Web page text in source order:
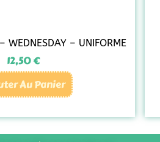
WEDNESDAY – UNIFORME
12,50€
Au Panier